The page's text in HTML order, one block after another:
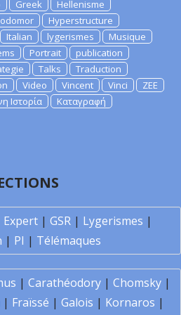
Greek
Hellenisme
Hyperstructure
Italian lygerismes
Musique
Portrait
publication
Talks
Traduction
Video Vincent Vinci
ZEE
Ιστορία Καταγραφή
Expert| GSR| Lygerismes |
| PI | Télémaques
| Carathéodory| Chomsky|
| Fraïssé | Galois | Kornaros |